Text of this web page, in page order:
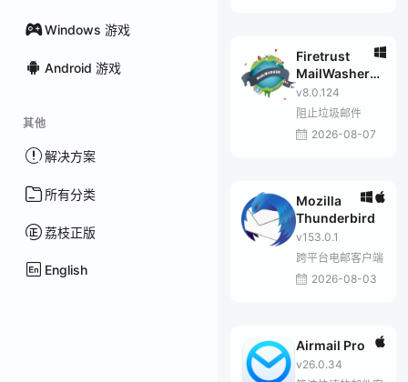
Windows 游戏
Android 游戏
其他
解决方案
所有分类
荔枝正版
English
Firetrust
MailWasher
Pro
v8.0.124
阻止垃圾邮件
2026-08-07
Mozilla
Thunderbird
v153.0.1
跨平台电邮客户端
2026-08-03
Airmail Pro
v26.0.34